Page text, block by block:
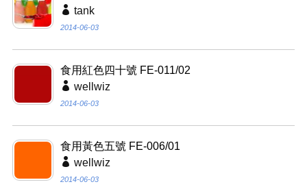
tank
2014-06-03
食用紅色四十號 FE-011/02
wellwiz
2014-06-03
食用黃色五號 FE-006/01
wellwiz
2014-06-03